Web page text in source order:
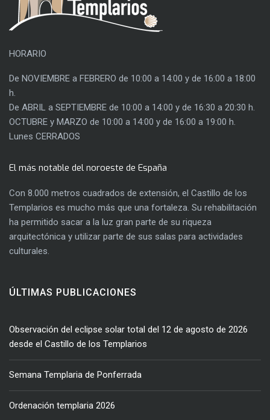
HORARIO
De NOVIEMBRE a FEBRERO de 10:00 a 14:00 y de 16:00 a 18:00
h.
De ABRIL a SEPTIEMBRE de 10:00 a 14:00 y de 16:30 a 20:30 h.
OCTUBRE y MARZO de 10:00 a 14:00 y de 16:00 a 19:00 h.
Lunes CERRADOS
El más notable del noroeste de España
Con 8.000 metros cuadrados de extensión, el Castillo de los
Templarios es mucho más que una fortaleza. Su rehabilitación
ha permitido sacar a la luz gran parte de su riqueza
arquitectónica y utilizar parte de sus salas para actividades
culturales.
ÚLTIMAS PUBLICACIONES
Observación del eclipse solar total del 12 de agosto de 2026
desde el Castillo de los Templarios
Semana Templaria de Ponferrada
Ordenación templaria 2026